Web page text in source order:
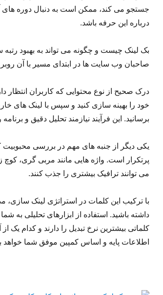
جستجو می کند، ممکن است به دنبال دوره
درباره این حرفه باشد.
بک لینک چیست و چگونه می تواند به بهبود
صاحبان وب سایت ها در ابتدای مسیر با آن
درک صحیح از نوع محتوایی که کاربران
خود را بهینه سازی کنید و سپس با لینک های
برسانید. این فرآیند نیازمند تحلیل دقیق و
یکی دیگر از جنبه های مهم در بررسی
پرتکرار است. واژه هایی مانند مربی گری،
می توانند ترافیک بیشتری را جذب کنند.
با ترکیب این کلمات در استراتژی لینک سازی،
داشته باشید. استفاده از ابزارهای تحلیلی به
کلماتی بیشترین نرخ تبدیل را دارند و کدام یک
اطلاعات پایه و اساس کمپین موفق شما خواهد